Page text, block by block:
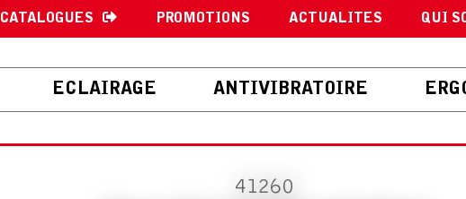
CATALOGUES PROMOTIONS ACTUALITES QUI
ECLAIRAGE ANTIVIBRATOIRE
41260